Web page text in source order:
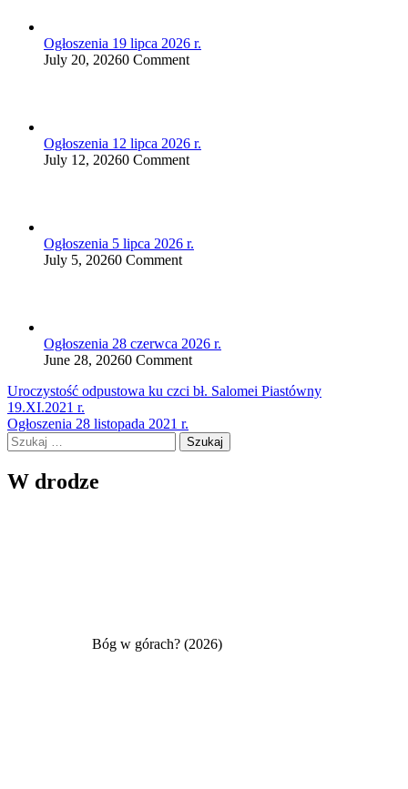
Ogłoszenia 19 lipca 2026 r.
July 20, 20260 Comment
Ogłoszenia 12 lipca 2026 r.
July 12, 20260 Comment
Ogłoszenia 5 lipca 2026 r.
July 5, 20260 Comment
Ogłoszenia 28 czerwca 2026 r.
June 28, 20260 Comment
Nawigacja
wpisu
Uroczystość odpustowa ku czci bł. Salomei Piastówny
19.XI.2021 r.
Ogłoszenia 28 listopada 2021 r.
Szukaj:
W drodze
Bóg w górach? (2026)